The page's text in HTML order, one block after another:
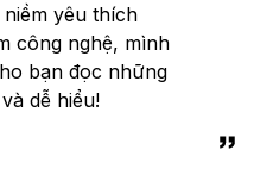
yêu thích
công nghệ, mình
bạn đọc những
dễ hiểu!